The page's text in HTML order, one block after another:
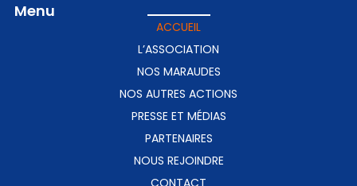
Menu
ACCUEIL
L’ASSOCIATION
NOS MARAUDES
NOS AUTRES ACTIONS
PRESSE ET MÉDIAS
PARTENAIRES
NOUS REJOINDRE